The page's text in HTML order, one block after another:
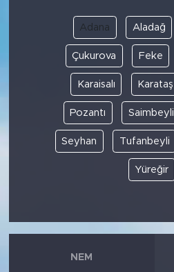
Adana Aladağ
Çukurova Feke
Karaisalı Karataş
Pozantı Saimbeyli
Seyhan Tufanbeyli
Yüreğir
NEM
POLİTİKA
EKONOMİ
SPOR
KÜLTÜR SANAT